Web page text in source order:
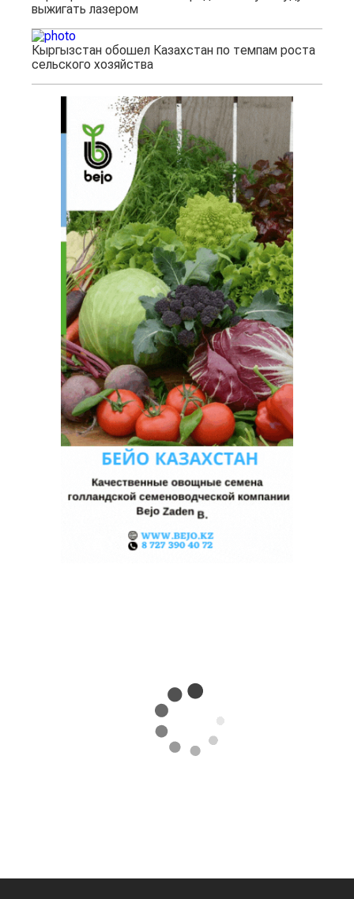
выжигать лазером
Кыргызстан обошел Казахстан по темпам роста
сельского хозяйства